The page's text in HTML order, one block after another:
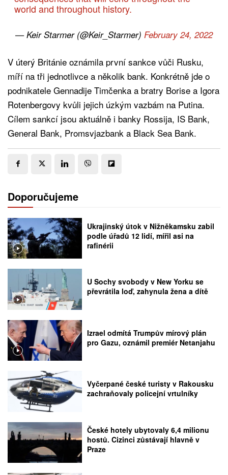
world and throughout history.
— Keir Starmer (@Keir_Starmer) February 24, 2022
V úterý Británie oznámila první sankce vůči Rusku,
míří na tři jednotlivce a několik bank. Konkrétně jde o
podnikatele Gennadije Timčenka a bratry Borise a Igora
Rotenbergovy kvůli jejich úzkým vazbám na Putina.
Cílem sankcí jsou aktuálně i banky Rossija, IS Bank,
General Bank, Promsvjazbank a Black Sea Bank.
Doporučujeme
Ukrajinský útok v Nižněkamsku zabil
podle úřadů 12 lidí, mířil asi na
rafinérii
U Sochy svobody v New Yorku se
převrátila loď, zahynula žena a dítě
Izrael odmítá Trumpův mírový plán
pro Gazu, oznámil premiér Netanjahu
Vyčerpané české turisty v Rakousku
zachraňovaly policejní vrtulníky
České hotely ubytovaly 6,4 milionu
hostů. Cizinci zůstávají hlavně v
Praze